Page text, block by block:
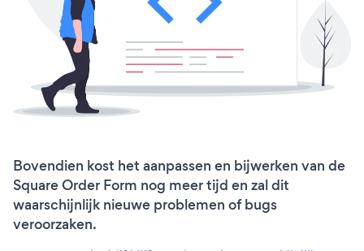
Bovendien kost het aanpassen en bijwerken van de
Square Order Form nog meer tijd en zal dit
waarschijnlijk nieuwe problemen of bugs
veroorzaken.